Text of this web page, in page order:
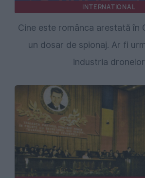
INTERNATIONAL
Cine este românca arestată în
un dosar de spionaj. Ar fi
industria dronelor